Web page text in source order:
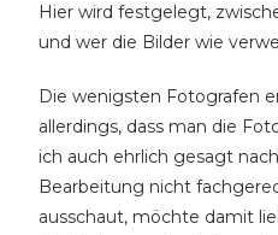
Hier wird festgelegt,
und wer die Bilder wie
Die wenigsten Fotografen
allerdings, dass man die
ich auch ehrlich gesagt
Bearbeitung nicht
ausschaut, möchte damit